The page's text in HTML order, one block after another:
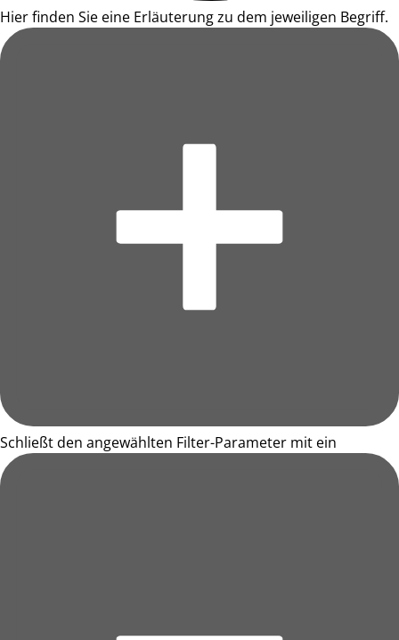
Hier finden Sie eine Erläuterung zu dem jeweiligen Begriff.
Schließt den angewählten Filter-Parameter mit ein